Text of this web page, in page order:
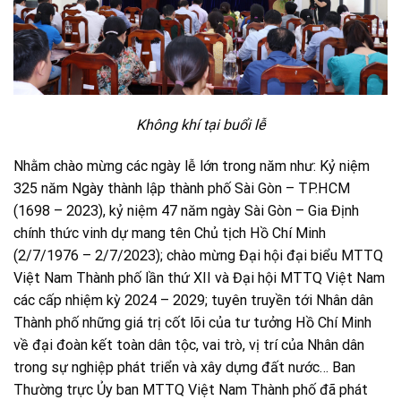
Không khí tại buổi lễ
Nhằm chào mừng các ngày lễ lớn trong năm như: Kỷ niệm
325 năm Ngày thành lập thành phố Sài Gòn – TP.HCM
(1698 – 2023), kỷ niệm 47 năm ngày Sài Gòn – Gia Định
chính thức vinh dự mang tên Chủ tịch Hồ Chí Minh
(2/7/1976 – 2/7/2023); chào mừng Đại hội đại biểu MTTQ
Việt Nam Thành phố lần thứ XII và Đại hội MTTQ Việt Nam
các cấp nhiệm kỳ 2024 – 2029; tuyên truyền tới Nhân dân
Thành phố những giá trị cốt lõi của tư tưởng Hồ Chí Minh
về đại đoàn kết toàn dân tộc, vai trò, vị trí của Nhân dân
trong sự nghiệp phát triển và xây dựng đất nước… Ban
Thường trực Ủy ban MTTQ Việt Nam Thành phố đã phát